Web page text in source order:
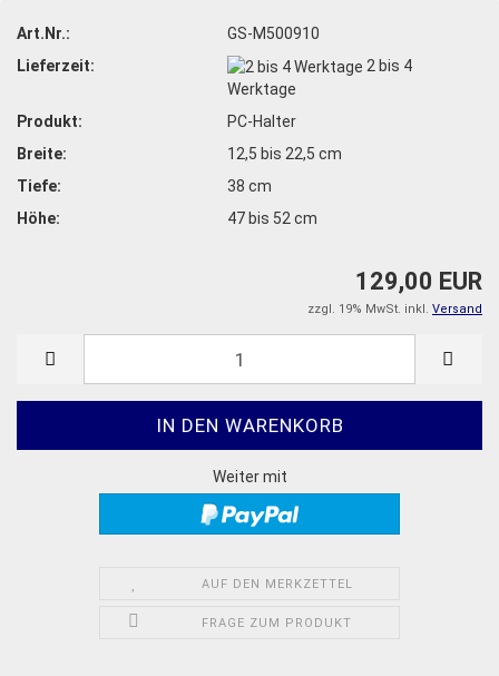
Art.Nr.:
GS-M500910
Lieferzeit:
2 bis 4
Werktage
Produkt:
PC-Halter
Breite:
12,5 bis 22,5 cm
Tiefe:
38 cm
Höhe:
47 bis 52 cm
129,00 EUR
zzgl. 19% MwSt. inkl. Versand
Weiter mit
AUF DEN MERKZETTEL
FRAGE ZUM PRODUKT